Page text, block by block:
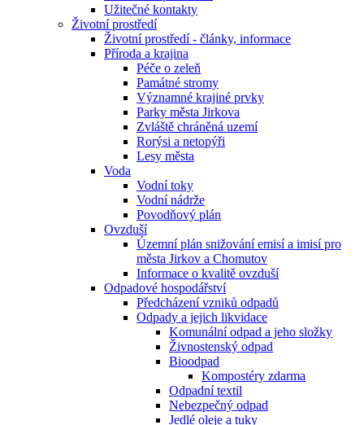
Užitečné kontakty
Životní prostředí
Životní prostředí - články, informace
Příroda a krajina
Péče o zeleň
Památné stromy
Významné krajiné prvky
Parky města Jirkova
Zvláště chráněná uzemí
Rorýsi a netopýři
Lesy města
Voda
Vodní toky
Vodní nádrže
Povodňový plán
Ovzduší
Územní plán snižování emisí a imisí pro
města Jirkov a Chomutov
Informace o kvalitě ovzduší
Odpadové hospodářství
Předcházení vzniků odpadů
Odpady a jejich likvidace
Komunální odpad a jeho složky
Živnostenský odpad
Bioodpad
Kompostéry zdarma
Odpadní textil
Nebezpečný odpad
Jedlé oleje a tuky